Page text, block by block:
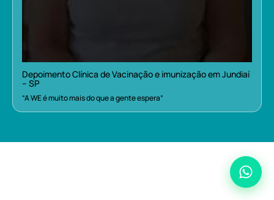
Depoimento Clínica de Vacinação e imunização em Jundiaí
– SP
“A WE é muito mais do que a gente espera”